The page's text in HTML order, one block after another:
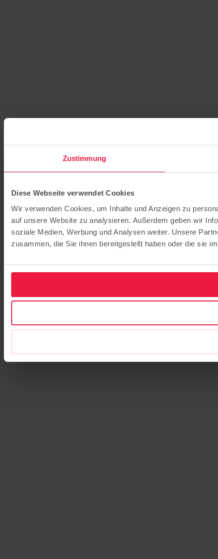
Zustimmung
Diese Webseite verwendet Cookies
Wir verwenden Cookies, um Inhalte und Anzeigen zu
auf unsere Website zu analysieren. Außerdem geben wir
soziale Medien, Werbung und Analysen weiter. Unsere
zusammen, die Sie ihnen bereitgestellt haben oder die sie